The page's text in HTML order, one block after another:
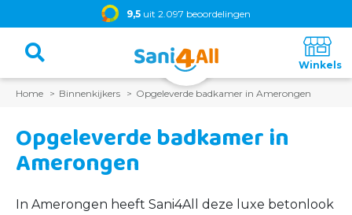
9,5 uit 2.097 beoordelingen
Home Binnenkijkers Opgeleverde badkamer in Amerongen
Opgeleverde badkamer in
Amerongen
In Amerongen heeft Sani4All deze luxe betonlook